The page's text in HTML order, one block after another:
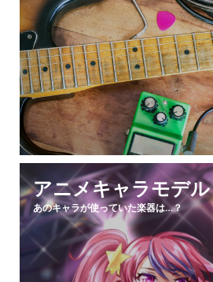
アニメキャラモデル
あのキャラが使っていた楽器は…？